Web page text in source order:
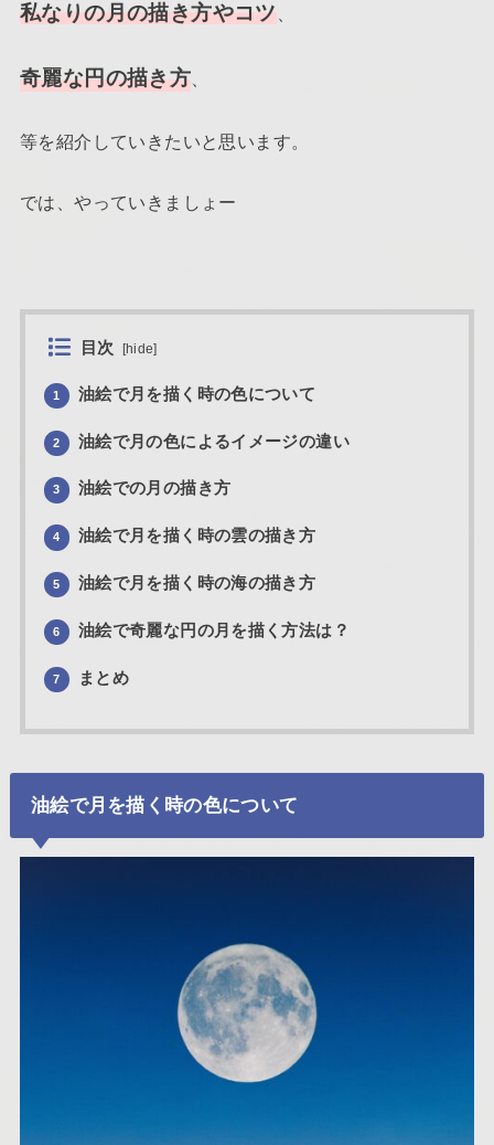
私なりの月の描き方やコツ
奇麗な円の描き方
等を紹介していきたいと思います。
では、やっていきましょー
目次 [hide]
1 油絵で月を描く時の色について
2 油絵で月の色によるイメージの違い
3 油絵での月の描き方
4 油絵で月を描く時の雲の描き方
5 油絵で月を描く時の海の描き方
6 油絵で奇麗な円の月を描く方法は？
7 まとめ
油絵で月を描く時の色について